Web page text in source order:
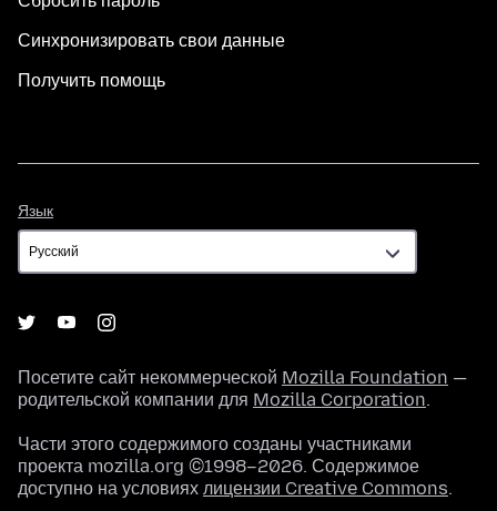
Синхронизировать свои данные
Получить помощь
Язык
Посетите сайт некоммерческой Mozilla Foundation —
родительской компании для Mozilla Corporation.
Части этого содержимого созданы участниками
проекта mozilla.org ©1998–2026. Содержимое
доступно на условиях лицензии Creative Commons.